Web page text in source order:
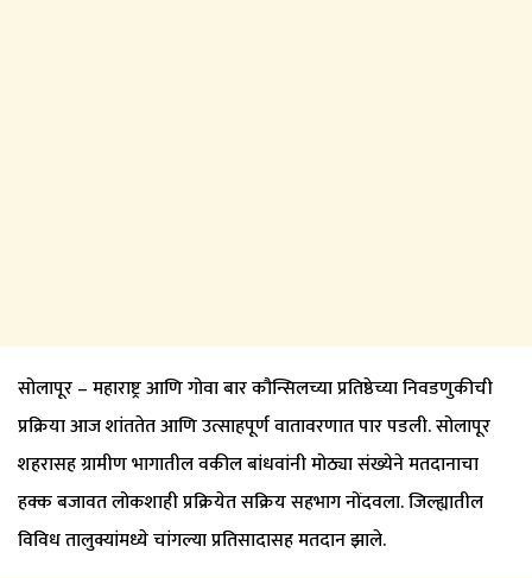
सोलापूर – महाराष्ट्र आणि गोवा बार कौन्सिलच्या प्रतिष्ठेच्या निवडणुकीची
प्रक्रिया आज शांततेत आणि उत्साहपूर्ण वातावरणात पार पडली. सोलापूर
शहरासह ग्रामीण भागातील वकील बांधवांनी मोठ्या संख्येने मतदानाचा
हक्क बजावत लोकशाही प्रक्रियेत सक्रिय सहभाग नोंदवला. जिल्ह्यातील
विविध तालुक्यांमध्ये चांगल्या प्रतिसादासह मतदान झाले.